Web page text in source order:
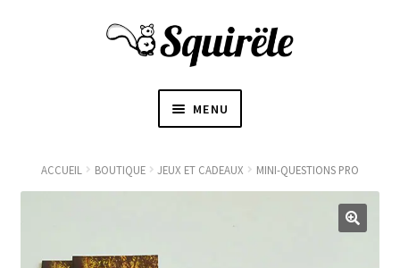
MENU
LE
〜BOUTIQUE〜
ACCUEIL BOUTIQUE JEUX ET CADEAUX MINI-QUESTIONS PRO